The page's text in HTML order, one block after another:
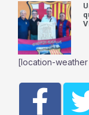
[location-